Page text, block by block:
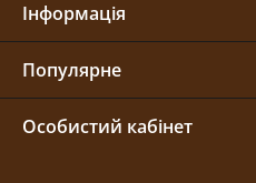
Інформація
Популярне
Особистий кабінет